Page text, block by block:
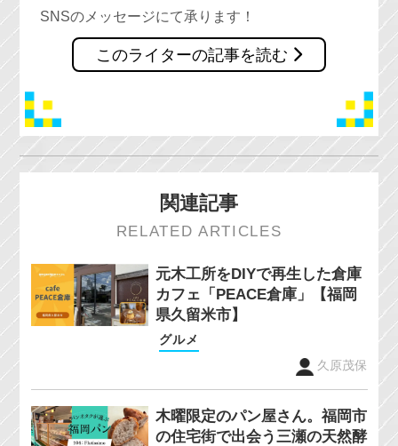
SNSのメッセージにて承ります！
このライターの記事を読む
関連記事
RELATED ARTICLES
元木工所をDIYで再生した倉庫
カフェ「PEACE倉庫」【福岡
県久留米市】
グルメ
久原茂保
木曜限定のパン屋さん。福岡市
の住宅街で出会う三瀬の天然酵